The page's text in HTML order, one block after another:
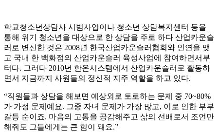
학교청소년상담사 시범사업이나 청소년 상담복지센터 등을
통해 위기 청소년을 대상으로 한 상담을 주로 하다 산업카운슬
러로 변신한 것은 2008년 한국산업카운슬러협회와 인연을 맺
고 국내 한 백화점의 산업카운슬러 육성사업에 참여하면서부
터다. 그러다 2010년 한온시스템에서 산업카운슬러로 활동하
면서 지금까지 사원들의 정신적 지주 역할을 하고 있다.
“직원들과 상담을 해보면 예상외로 토로하는 문제 중 70~80%
가 가정 문제예요. 그중 자녀 문제가 가장 많고, 이로 인한 부부
갈등 순이죠. 마음의 고통을 공감해주고 삶의 선배로서 조언만
해줘도 그들에게는 큰 힘이 돼요.”